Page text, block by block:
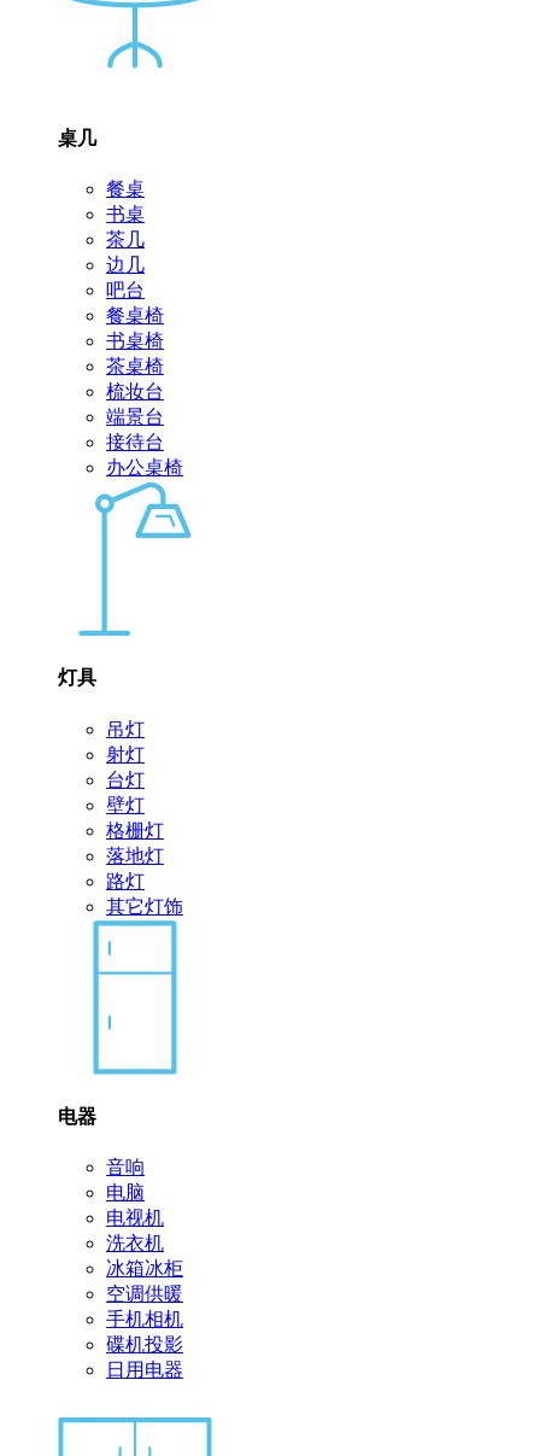
桌几
餐桌
书桌
茶几
边几
吧台
餐桌椅
书桌椅
茶桌椅
梳妆台
端景台
接待台
办公桌椅
灯具
吊灯
射灯
台灯
壁灯
格栅灯
落地灯
路灯
其它灯饰
电器
音响
电脑
电视机
洗衣机
冰箱冰柜
空调供暖
手机相机
碟机投影
日用电器